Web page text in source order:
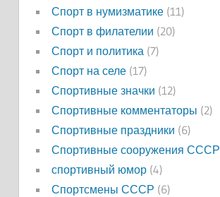
Спорт в нумизматике(11)
Спорт в филателии (20)
Спорт и политика (7)
Спорт на селе(17)
Спортивные значки (12)
Спортивные комментаторы (2)
Спортивные праздники (6)
Спортивные сооружения СССР
спортивный юмор(4)
Спортсмены СССР (6)